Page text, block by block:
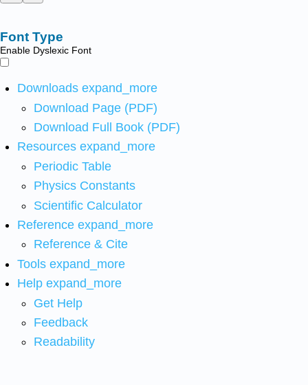
Font Type
Enable Dyslexic Font
Downloads expand_more
Download Page (PDF)
Download Full Book (PDF)
Resources expand_more
Periodic Table
Physics Constants
Scientific Calculator
Reference expand_more
Reference & Cite
Tools expand_more
Help expand_more
Get Help
Feedback
Readability